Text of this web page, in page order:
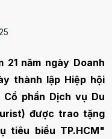
21 năm ngày Doanh
thành lập Hiệp hội
Cổ phần Dịch vụ Du
được trao tặng
tiêu biểu TP.HCM"